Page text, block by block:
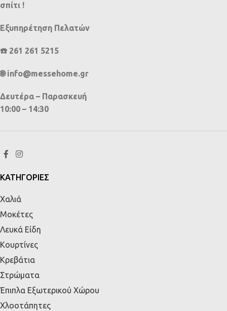
σπίτι !
Εξυπηρέτηση Πελατών
☎️ 261 261 5215
🌐 info@messehome.gr
Δευτέρα – Παρασκευή
10:00 – 14:30
ΚΑΤΗΓΟΡΙΕΣ
Χαλιά
Μοκέτες
Λευκά Είδη
Κουρτίνες
Κρεβάτια
Στρώματα
Έπιπλα Εξωτερικού Χώρου
Χλοοτάπητες